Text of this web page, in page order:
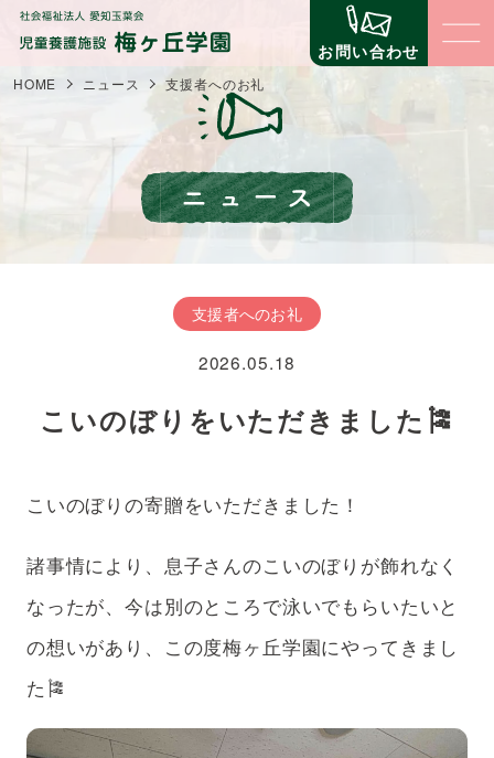
お問い合わせ
梅ヶ丘学園について
梅ヶ丘学園の理念
梅ヶ丘学園の概要
第三者評価
子どもたちの生活と環境
子どものための環境
子どものための仕組みづくり
コミュニティ（地域交流・公益事業）
自立への壁
アフターケア
職員の仕事
支援について
寄付金の場合
ボランティアの場合
支援のお申込み
HOME ニュース 支援者へのお礼
支援者へのお礼
2026.05.18
こいのぼりをいただきました🎏
こいのぼりの寄贈をいただきました！
諸事情により、息子さんのこいのぼりが飾れなく
なったが、今は別のところで泳いでもらいたいと
の想いがあり、この度梅ヶ丘学園にやってきまし
た🎏